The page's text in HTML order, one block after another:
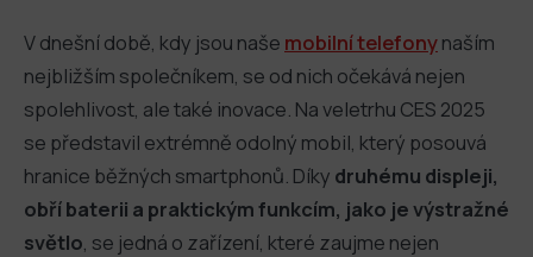
V dnešní době, kdy jsou naše mobilní telefonynaším
nejbližším společníkem, se od nich očekává nejen
spolehlivost, ale také inovace. Na veletrhu CES 2025
se představil extrémně odolný mobil, který posouvá
hranice běžných smartphonů. Díky druhému displeji,
obří baterii a praktickým funkcím, jako je výstražné
světlo , se jedná o zařízení, které zaujme nejen